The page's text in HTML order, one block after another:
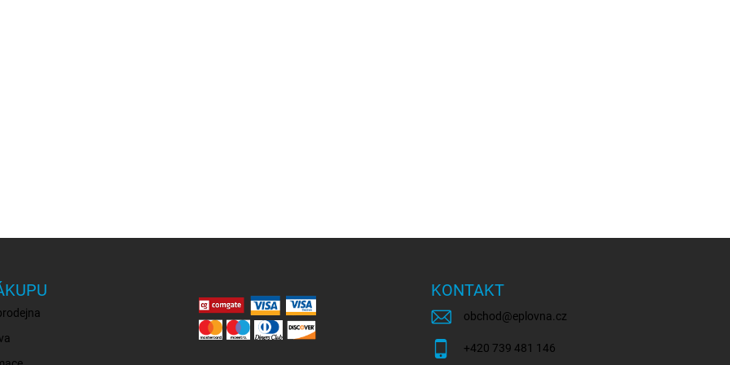
KONTAKT
obchod @eplovna.cz
+420 739 481 146